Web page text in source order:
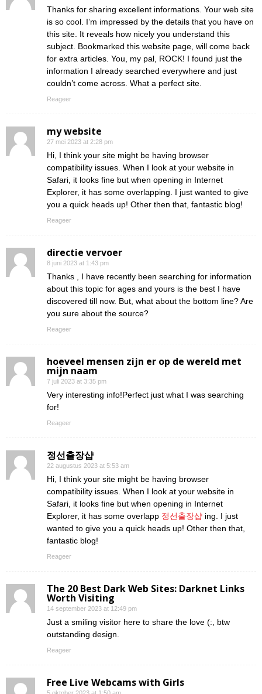
Thanks for sharing excellent informations. Your web site
is so cool. I’m impressed by the details that you have on
this site. It reveals how nicely you understand this
subject. Bookmarked this website page, will come back
for extra articles. You, my pal, ROCK! I found just the
information I already searched everywhere and just
couldn’t come across. What a perfect site.
Reageer
my website
27 mei 2023 at 2:28 pm
Hi, I think your site might be having browser
compatibility issues. When I look at your website in
Safari, it looks fine but when opening in Internet
Explorer, it has some overlapping. I just wanted to give
you a quick heads up! Other then that, fantastic blog!
Reageer
directie vervoer
8 juni 2023 at 1:43 pm
Thanks , I have recently been searching for information
about this topic for ages and yours is the best I have
discovered till now. But, what about the bottom line? Are
you sure about the source?
Reageer
hoeveel mensen zijn er op de wereld met
mijn naam
7 juli 2023 at 3:35 pm
Very interesting info!Perfect just what I was searching
for!
Reageer
정선출장샵
22 augustus 2023 at 5:53 am
Hi, I think your site might be having browser
compatibility issues. When I look at your website in
Safari, it looks fine but when opening in Internet
Explorer, it has some overlapp 정선출장샵 ing. I just
wanted to give you a quick heads up! Other then that,
fantastic blog!
Reageer
The 20 Best Dark Web Sites: Darknet Links
Worth Visiting
14 september 2023 at 12:49 pm
Just a smiling visitor here to share the love (:, btw
outstanding design.
Reageer
Free Live Webcams with Girls